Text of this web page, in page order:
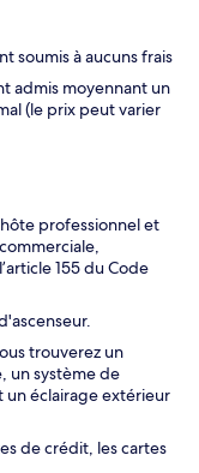
soumis à aucuns frais
admis moyennant un
(le prix peut varier
professionnel et
155 du Code
trouverez un
un système de
un éclairage extérieur
de crédit, les cartes